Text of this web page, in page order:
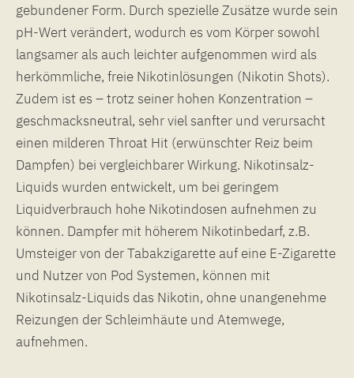
gebundener Form. Durch spezielle Zusätze wurde sein
pH-Wert verändert, wodurch es vom Körper sowohl
langsamer als auch leichter aufgenommen wird als
herkömmliche, freie Nikotinlösungen (Nikotin Shots).
Zudem ist es – trotz seiner hohen Konzentration –
geschmacksneutral, sehr viel sanfter und verursacht
einen milderen Throat Hit (erwünschter Reiz beim
Dampfen) bei vergleichbarer Wirkung. Nikotinsalz-
Liquids wurden entwickelt, um bei geringem
Liquidverbrauch hohe Nikotindosen aufnehmen zu
können. Dampfer mit höherem Nikotinbedarf, z.B.
Umsteiger von der Tabakzigarette auf eine E-Zigarette
und Nutzer von Pod Systemen, können mit
Nikotinsalz-Liquids das Nikotin, ohne unangenehme
Reizungen der Schleimhäute und Atemwege,
aufnehmen.